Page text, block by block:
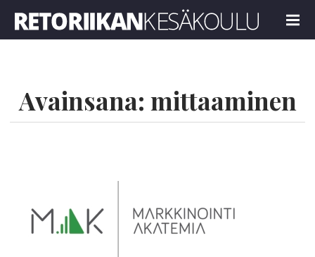
MENU
Avainsana: mittaaminen